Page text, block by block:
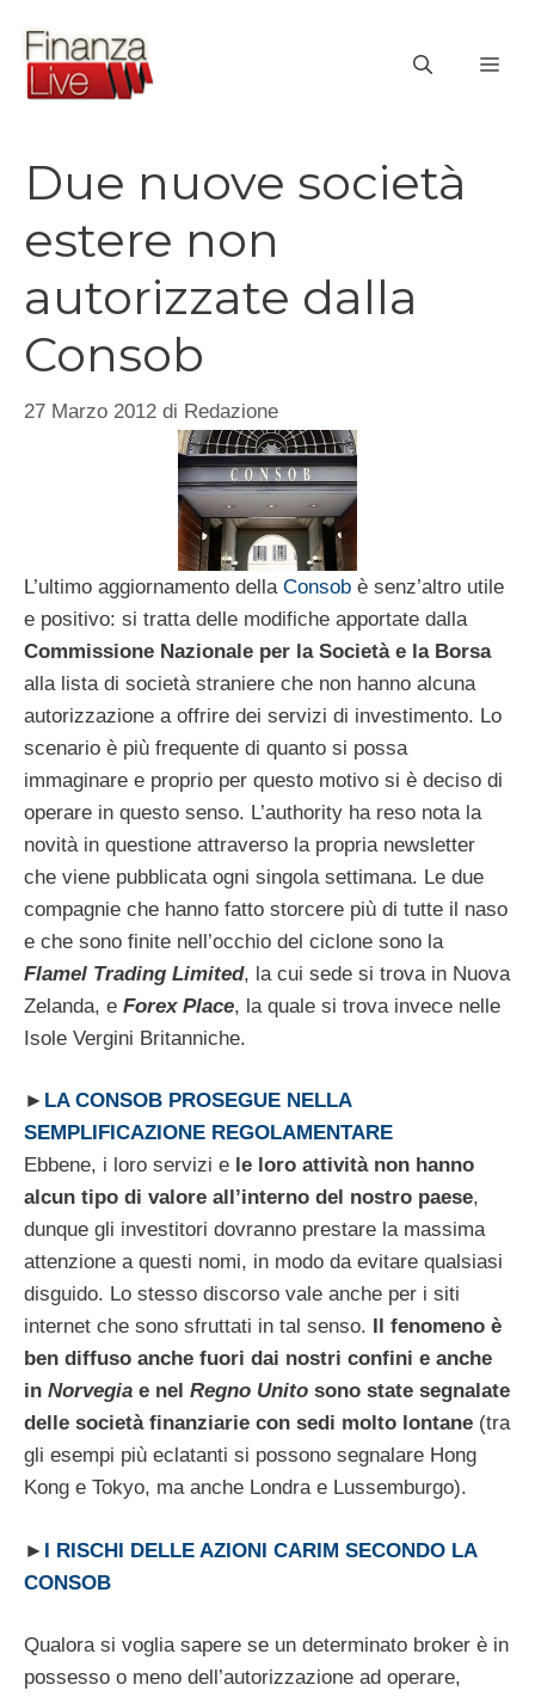
contenuto
Due nuove società
estere non
autorizzate dalla
Consob
27 Marzo 2012 di Redazione
L’ultimo aggiornamento della Consob è senz’altro utile
e positivo: si tratta delle modifiche apportate dalla
Commissione Nazionale per la Società e la Borsa
alla lista di società straniere che non hanno alcuna
autorizzazione a offrire dei servizi di investimento. Lo
scenario è più frequente di quanto si possa
immaginare e proprio per questo motivo si è deciso di
operare in questo senso. L’authority ha reso nota la
novità in questione attraverso la propria newsletter
che viene pubblicata ogni singola settimana. Le due
compagnie che hanno fatto storcere più di tutte il naso
e che sono finite nell’occhio del ciclone sono la
Flamel Trading Limited, la cui sede si trova in Nuova
Zelanda, e Forex Place, la quale si trova invece nelle
Isole Vergini Britanniche.
► LA CONSOB PROSEGUE NELLA
SEMPLIFICAZIONE REGOLAMENTARE
Ebbene, i loro servizi e le loro attività non hanno
alcun tipo di valore all’interno del nostro paese,
dunque gli investitori dovranno prestare la massima
attenzione a questi nomi, in modo da evitare qualsiasi
disguido. Lo stesso discorso vale anche per i siti
internet che sono sfruttati in tal senso.
Il fenomeno è
ben diffuso anche fuori dai nostri confini e anche
in Norvegia e nel Regno Unito sono state segnalate
delle società finanziarie con sedi molto lontane (tra
gli esempi più eclatanti si possono segnalare Hong
Kong e Tokyo, ma anche Londra e Lussemburgo).
► I RISCHI DELLE AZIONI CARIM SECONDO LA
CONSOB
Qualora si voglia sapere se un determinato broker è in
possesso o meno dell’autorizzazione ad operare,